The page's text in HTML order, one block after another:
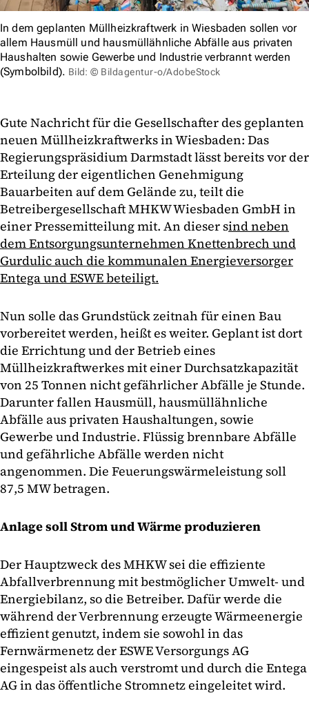
In dem geplanten Müllheizkraftwerk in Wiesbaden sollen vor
allem Hausmüll und hausmüllähnliche Abfälle aus privaten
Haushalten sowie Gewerbe und Industrie verbrannt werden
(Symbolbild). Bild: © Bildagentur-o/AdobeStock
Gute Nachricht für die Gesellschafter des geplanten
neuen Müllheizkraftwerks in Wiesbaden: Das
Regierungspräsidium Darmstadt lässt bereits vor der
Erteilung der eigentlichen Genehmigung
Bauarbeiten auf dem Gelände zu, teilt die
Betreibergesellschaft MHKW Wiesbaden GmbH in
einer Pressemitteilung mit. An dieser sind neben
dem Entsorgungsunternehmen Knettenbrech und
Gurdulic auch die kommunalen Energieversorger
Entega und ESWE beteiligt.
Nun solle das Grundstück zeitnah für einen Bau
vorbereitet werden, heißt es weiter. Geplant ist dort
die Errichtung und der Betrieb eines
Müllheizkraftwerkes mit einer Durchsatzkapazität
von 25 Tonnen nicht gefährlicher Abfälle je Stunde.
Darunter fallen Hausmüll, hausmüllähnliche
Abfälle aus privaten Haushaltungen, sowie
Gewerbe und Industrie. Flüssig brennbare Abfälle
und gefährliche Abfälle werden nicht
angenommen. Die Feuerungswärmeleistung soll
87,5 MW betragen.
Anlage soll Strom und Wärme produzieren
Der Hauptzweck des MHKW sei die effiziente
Abfallverbrennung mit bestmöglicher Umwelt- und
Energiebilanz, so die Betreiber. Dafür werde die
während der Verbrennung erzeugte Wärmeenergie
effizient genutzt, indem sie sowohl in das
Fernwärmenetz der ESWE Versorgungs AG
eingespeist als auch verstromt und durch die Entega
AG in das öffentliche Stromnetz eingeleitet wird.